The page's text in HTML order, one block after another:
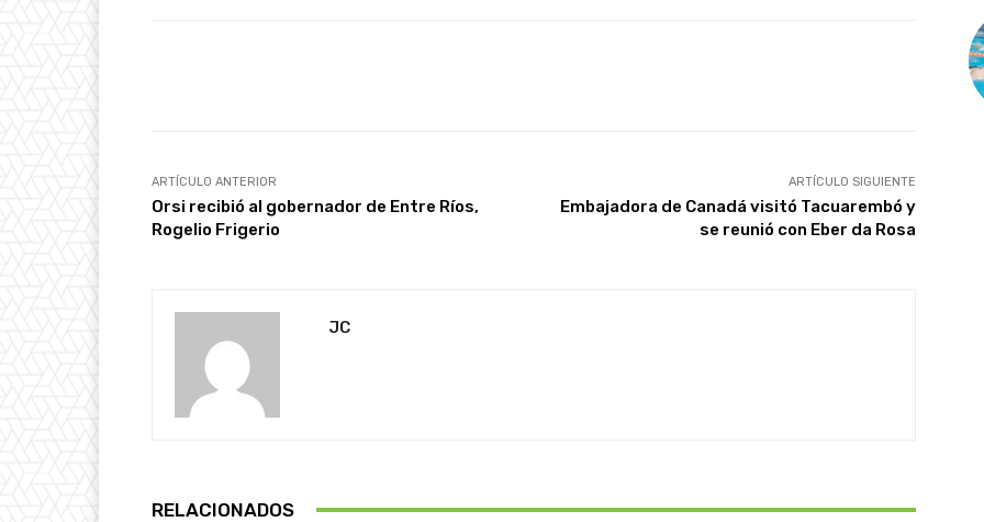
ARTÍCULO ANTERIOR
Orsi recibió al gobernador de Entre Ríos,
Rogelio Frigerio
ARTÍCULO SIGUIENTE
Embajadora de Canadá visitó Tacuarembó y
se reunió con Eber da Rosa
JC
RELACIONADOS